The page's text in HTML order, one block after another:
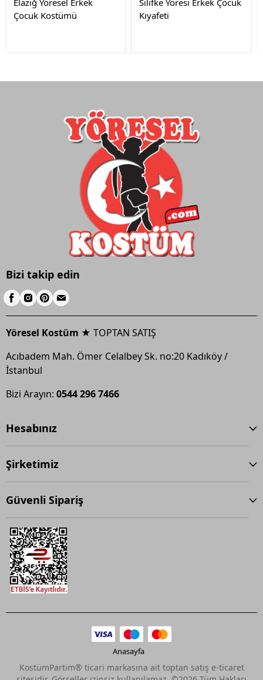
Elazığ Yöresel Erkek
Çocuk Kostümü
Silifke Yöresi Erkek Çocuk
Kıyafeti
Bizi takip edin
Yöresel Kostüm ★ TOPTAN SATIŞ
Acıbadem Mah. Ömer Celalbey Sk. no:20 Kadıköy /
İstanbul
Bizi Arayın: 0544 296 7466
Hesabınız
Şirketimiz
Güvenli Sipariş
Anasayfa
KostümPartim® ticari markasına ait toptan satış e-ticaret